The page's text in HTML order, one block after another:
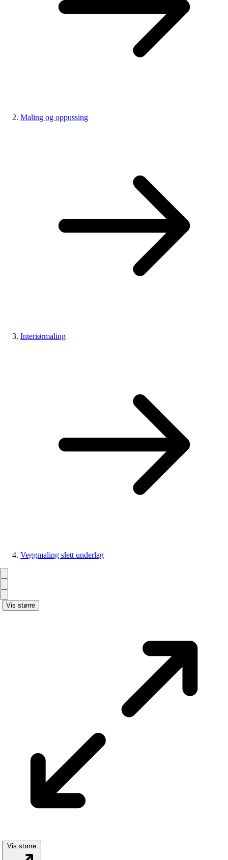
Maling og oppussing
Interiørmaling
Veggmaling slett underlag
Vis større
Vis større